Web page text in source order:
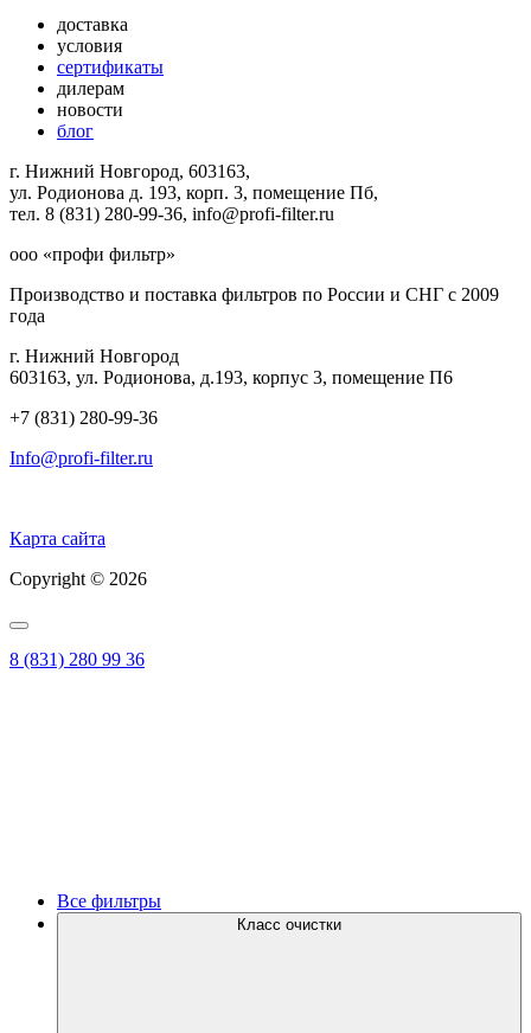
доставка
условия
сертификаты
дилерам
новости
блог
г. Нижний Новгород, 603163,
ул. Родионова д. 193, корп. 3, помещение Пб,
тел. 8 (831) 280-99-36, info@profi-filter.ru
ооо «профи фильтр»
Производство и поставка фильтров по России и СНГ с 2009
года
г. Нижний Новгород
603163, ул. Родионова, д.193, корпус 3, помещение П6
+7 (831) 280-99-36
Info@profi-filter.ru
Карта сайта
Copyright © 2026
8 (831) 280 99 36
Все фильтры
Класс очистки